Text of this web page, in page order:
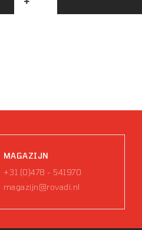
MAGAZIJN
+31 (0)478 - 541970
magazijn@rovadi.nl